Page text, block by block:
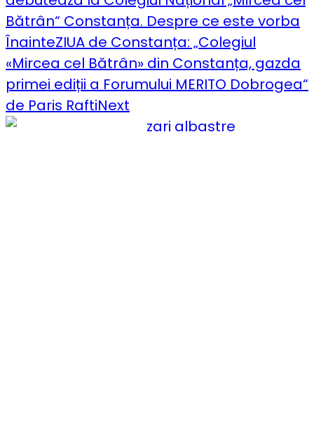
Bătrân“ Constanța. Despre ce este vorba
ÎnainteZIUA de Constanța: „Colegiul
«Mircea cel Bătrân» din Constanța, gazda
primei ediții a Forumului MERITO Dobrogea“
de Paris RaftiNext